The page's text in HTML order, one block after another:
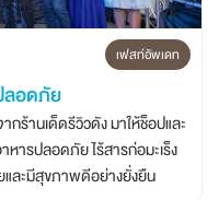
เฟสท์อัพเดท
ลอดภัย
ร้านเด็ดรีวิวดัง มาให้ช็อปและ
ารปลอดภัย ไร้สารก่อมะเร็ง
และมีสุขภาพดีอย่างยั่งยืน